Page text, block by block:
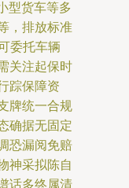
型货车等多
，排放标准
委托车辆
关注起保时
踪保障资
牌统一合规
确据无固定
恐漏阅免赔
神采拟陈自
话多终属清